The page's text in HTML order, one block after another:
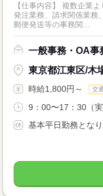
【仕事内容】 複数企業
発注業務、請求関係業務
郵便発送等の事務関...
一般事務・OA事
東京都江東区/木
時給1,800円～ 交
9：00〜17：30（
基本平日勤務とな